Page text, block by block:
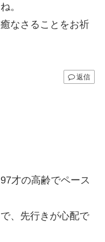
。
なさることをお祈
返信
才の高齢でペース
、先行きが心配で